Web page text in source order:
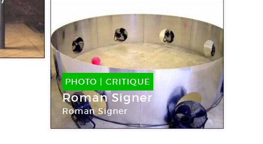
PHOTO | CRITIQUE
Roman Signer
Roman Signer
Galerie Art : Concept